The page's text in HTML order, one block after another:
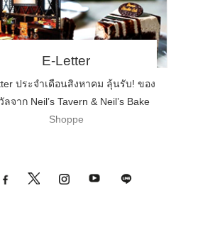
E-Letter
ประจำเดือนสิงหาคม ลุ้นรับ! ของ
ลจาก Neil’s Tavern & Neil’s Bake
Shoppe